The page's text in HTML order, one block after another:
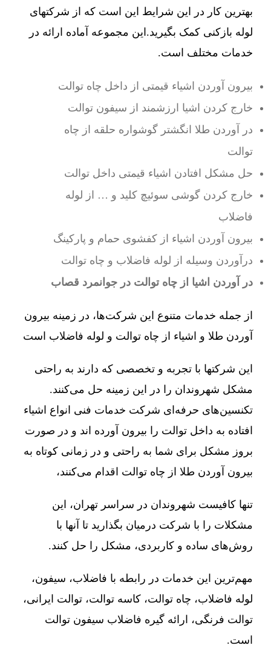
بهترین کار در این شرایط این است که از شرکتهای
لوله بازکنی کمک بگیرید.این مجموعه آماده ارائه در
خدمات مختلف است.
بیرون آوردن اشیاء قیمتی از داخل چاه توالت
خارج کردن اشیا ارزشمند از سیفون توالت
در آوردن طلا انگشتر گوشواره حلقه از چاه
توالت
حل مشکل افتادن اشیاء قیمتی داخل توالت
خارج کردن گوشی سوئیچ کلید و … از لوله
فاضلاب
بیرون آوردن اشیاء از کفشوی حمام و پارکینگ
درآوردن وسیله از لوله فاضلاب و چاه توالت
در آوردن اشیا از چاه توالت در جوانمرد قصاب
از جمله خدمات متنوع این شرکت‌ها، در زمینه بیرون
آوردن طلا و اشیاء از چاه توالت و لوله فاضلاب است
این شرکتها با تجربه و تخصصی که دارند به راحتی
مشکل شهروندان را در این زمینه حل می‌کنند.
تکنسین‌های حرفه‌ای شرکت خدمات فنی انواع اشیاء
افتاده به داخل توالت را بیرون آورده اند و در صورت
بروز مشکل برای شما به راحتی و در زمانی کوتاه به
بیرون آوردن طلا از چاه توالت اقدام می‌کنند،
تنها کافیست شهروندان در سراسر تهران، این
مشکلات را با شرکت درمیان بگذارید تا آنها با
روش‌های ساده و کاربردی، مشکل را حل کنند.
مهم‌ترین این خدمات در رابطه با فاضلاب، سیفون،
لوله فاضلاب، چاه توالت، کاسه توالت، توالت ایرانی،
توالت فرنگی، ارائه گیره فاضلاب سیفون توالت
است.